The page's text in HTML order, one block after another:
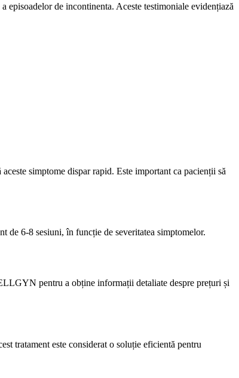
episoadelor de incontinenta. Aceste testimoniale evidențiază
simptome dispar rapid. Este important ca pacienții să
de 6-8 sesiuni, în funcție de severitatea simptomelor.
pentru a obține informații detaliate despre prețuri și
tratament este considerat o soluție eficientă pentru